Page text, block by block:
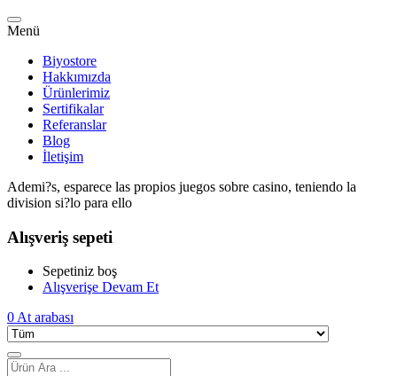
Menü
Biyostore
Hakkımızda
Ürünlerimiz
Sertifikalar
Referanslar
Blog
İletişim
Ademi?s, esparece las propios juegos sobre casino, teniendo la
division si?lo para ello
Alışveriş sepeti
Sepetiniz boş
Alışverişe Devam Et
0At arabası